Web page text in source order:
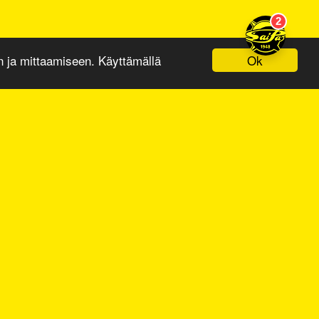
Ok
ja mittaamiseen. Käyttämällä